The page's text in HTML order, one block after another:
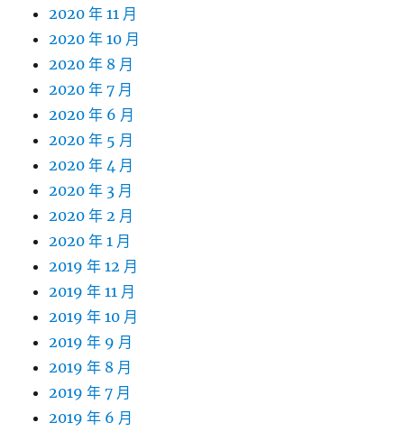
2020 年 11 月
2020 年 10 月
2020 年 8 月
2020 年 7 月
2020 年 6 月
2020 年 5 月
2020 年 4 月
2020 年 3 月
2020 年 2 月
2020 年 1 月
2019 年 12 月
2019 年 11 月
2019 年 10 月
2019 年 9 月
2019 年 8 月
2019 年 7 月
2019 年 6 月